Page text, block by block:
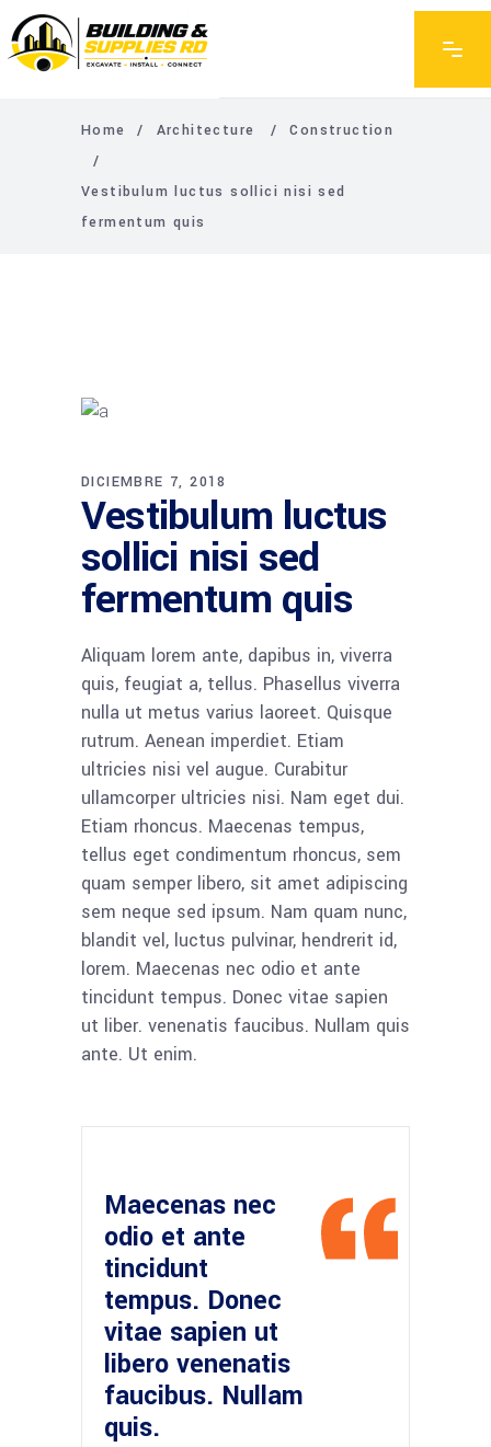
Home / Architecture /Construction
/
Vestibulum luctus sollici nisi sed
fermentum quis
DICIEMBRE 7, 2018
Vestibulum luctus
sollici nisi sed
fermentum quis
Aliquam lorem ante, dapibus in, viverra
quis, feugiat a, tellus. Phasellus viverra
nulla ut metus varius laoreet. Quisque
rutrum. Aenean imperdiet. Etiam
ultricies nisi vel augue. Curabitur
ullamcorper ultricies nisi. Nam eget dui.
Etiam rhoncus. Maecenas tempus,
tellus eget condimentum rhoncus, sem
quam semper libero, sit amet adipiscing
sem neque sed ipsum. Nam quam nunc,
blandit vel, luctus pulvinar, hendrerit id,
lorem. Maecenas nec odio et ante
tincidunt tempus. Donec vitae sapien
ut liber. venenatis faucibus. Nullam quis
ante. Ut enim.
Maecenas nec
odio et ante
tincidunt
tempus. Donec
vitae sapien ut
libero venenatis
faucibus. Nullam
quis.